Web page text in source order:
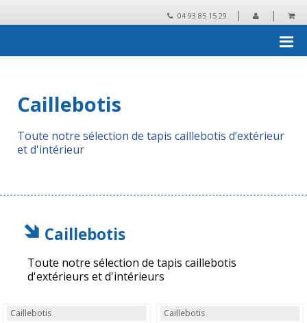
04 93 85 15 29 | |
Caillebotis
Toute notre sélection de tapis caillebotis d’extérieur
et d'intérieur
Caillebotis
Toute notre sélection de tapis caillebotis
d'extérieurs et d'intérieurs
Caillebotis Caillebotis